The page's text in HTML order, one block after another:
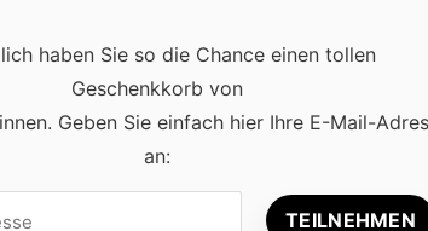
nächsten Kommentar speichern.
haben Sie so die Chance einen tollen
Geschenkkorb von
Geben Sie einfach hier Ihre E-Mail-
an: